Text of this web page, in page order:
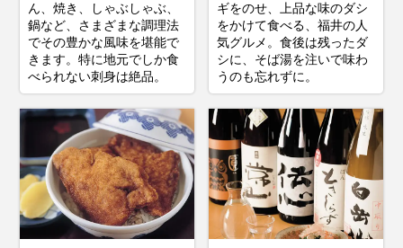
ん、焼き、しゃぶしゃぶ、
鍋など、さまざまな調理法
でその豊かな風味を堪能で
きます。特に地元でしか食
べられない刺身は絶品。
ギをのせ、上品な味のダシ
をかけて食べる、福井の人
気グルメ。食後は残ったダ
シに、そば湯を注いで味わ
うのも忘れずに。